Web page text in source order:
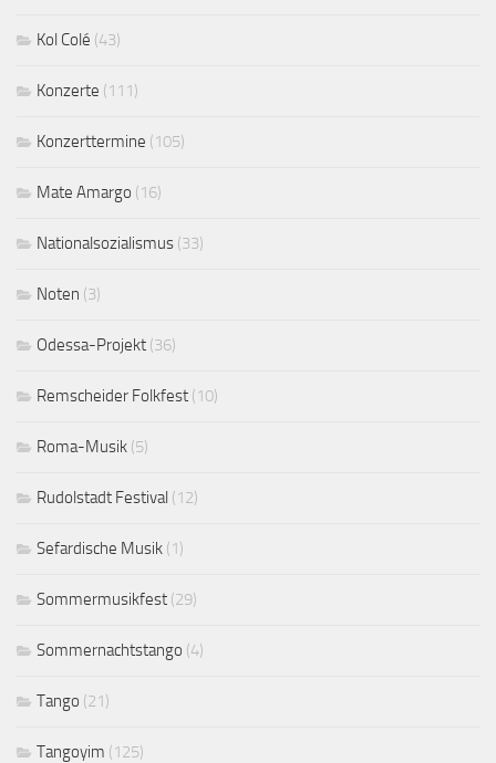
Kol Colé (43)
Konzerte (111)
Konzerttermine (105)
Mate Amargo (16)
Nationalsozialismus (33)
Noten (3)
Odessa-Projekt (36)
Remscheider Folkfest (10)
Roma-Musik (5)
Rudolstadt Festival (12)
Sefardische Musik (1)
Sommermusikfest (29)
Sommernachtstango (4)
Tango (21)
Tangoyim (125)